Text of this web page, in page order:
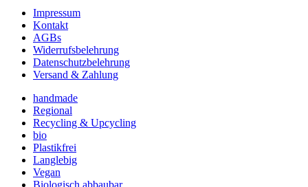
Impressum
Kontakt
AGBs
Widerrufsbelehrung
Datenschutzbelehrung
Versand & Zahlung
handmade
Regional
Recycling & Upcycling
bio
Plastikfrei
Langlebig
Vegan